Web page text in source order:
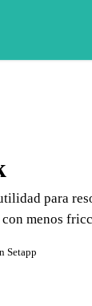
para
menos
Setapp